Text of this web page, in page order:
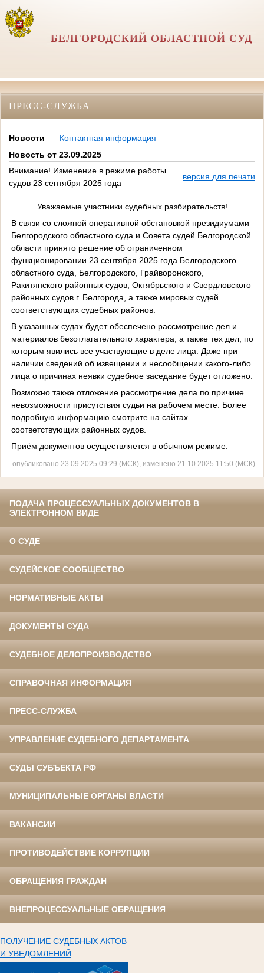
БЕЛГОРОДСКИЙ ОБЛАСТНОЙ СУД
ПРЕСС-СЛУЖБА
Новости
Контактная информация
Новость от 23.09.2025
Внимание! Изменение в режиме работы
судов 23 сентября 2025 года
версия для печати
Уважаемые участники судебных разбирательств!
В связи со сложной оперативной обстановкой президиумами
Белгородского областного суда и Совета судей Белгородской
области принято решение об ограниченном
функционировании 23 сентября 2025 года Белгородского
областного суда, Белгородского, Грайворонского,
Ракитянского районных судов, Октябрьского и Свердловского
районных судов г. Белгорода, а также мировых судей
соответствующих судебных районов.
В указанных судах будет обеспечено рассмотрение дел и
материалов безотлагательного характера, а также тех дел, по
которым явились все участвующие в деле лица. Даже при
наличии сведений об извещении и несообщении какого-либо
лица о причинах неявки судебное заседание будет отложено.
Возможно также отложение рассмотрение дела по причине
невозможности присутствия судьи на рабочем месте. Более
подробную информацию смотрите на сайтах
соответствующих районных судов.
Приём документов осуществляется в обычном режиме.
опубликовано 23.09.2025 09:29 (МСК), изменено 21.10.2025 11:50 (МСК)
ПОДАЧА ПРОЦЕССУАЛЬНЫХ ДОКУМЕНТОВ В
ЭЛЕКТРОННОМ ВИДЕ
О СУДЕ
СУДЕЙСКОЕ СООБЩЕСТВО
НОРМАТИВНЫЕ АКТЫ
ДОКУМЕНТЫ СУДА
СУДЕБНОЕ ДЕЛОПРОИЗВОДСТВО
СПРАВОЧНАЯ ИНФОРМАЦИЯ
ПРЕСС-СЛУЖБА
УПРАВЛЕНИЕ СУДЕБНОГО ДЕПАРТАМЕНТА
СУДЫ СУБЪЕКТА РФ
МУНИЦИПАЛЬНЫЕ ОРГАНЫ ВЛАСТИ
ВАКАНСИИ
ПРОТИВОДЕЙСТВИЕ КОРРУПЦИИ
ОБРАЩЕНИЯ ГРАЖДАН
ВНЕПРОЦЕССУАЛЬНЫЕ ОБРАЩЕНИЯ
ПОЛУЧЕНИЕ СУДЕБНЫХ АКТОВ
И УВЕДОМЛЕНИЙ